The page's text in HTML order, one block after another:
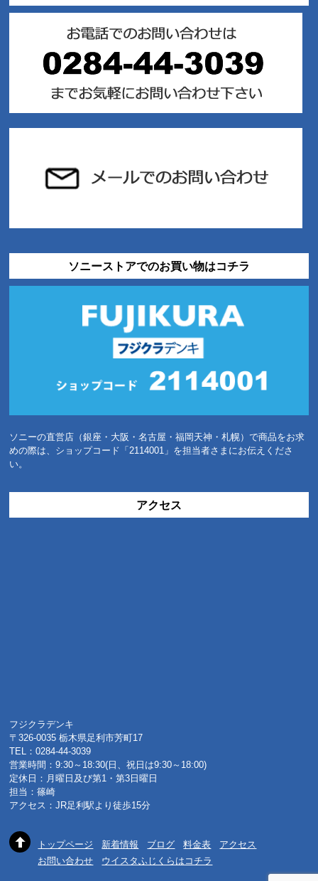
ソニーストアでのお買い物はコチラ
ソニーの直営店（銀座・大阪・名古屋・福岡天神・札幌）で商品をお求
めの際は、ショップコード「2114001」を担当者さまにお伝えくださ
い。
アクセス
フジクラデンキ
〒326-0035 栃木県足利市芳町17
TEL：0284-44-3039
営業時間：9:30～18:30(日、祝日は9:30～18:00)
定休日：月曜日及び第1・第3日曜日
担当：篠崎
アクセス：JR足利駅より徒歩15分
トップページ 新着情報 ブログ 料金表
アクセス
お問い合わせ
ウイスタふじくらはコチラ